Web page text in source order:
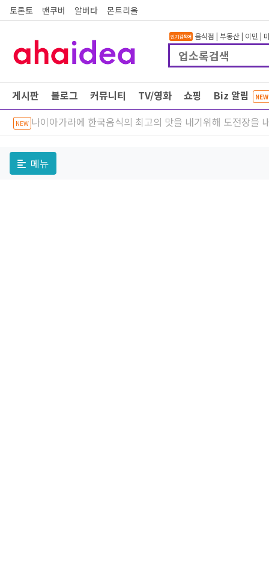
토론토 밴쿠버 알버타 몬트리올
인기검색어 음식점 | 부동산| 이민 |
게시판 블로그 커뮤니티 TV/영화 쇼핑 Biz 알림 NEW
NEW 나이아가라에 한국음식의 최고의 맛을 내기위해 도전장을
메뉴